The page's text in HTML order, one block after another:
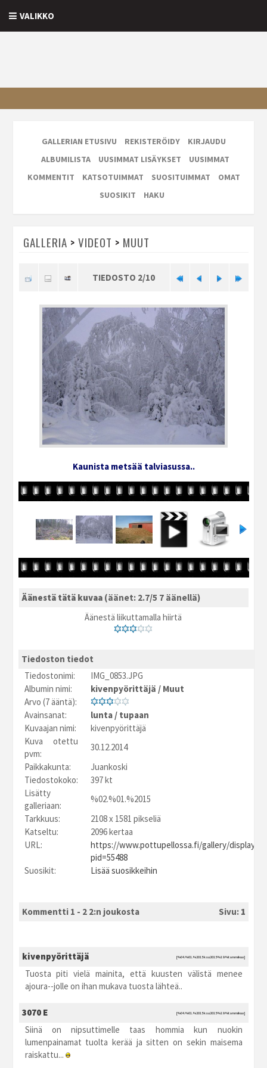
VALIKKO
GALLERIAN ETUSIVU REKISTERÖIDY
KIRJAUDU
ALBUMILISTA
UUSIMMAT LISÄYKSET
UUSIMMAT
KOMMENTIT
KATSOTUIMMAT SUOSITUIMMAT
OMAT
SUOSIKIT
HAKU
GALLERIA > VIDEOT > MUUT
TIEDOSTO 2/10
Kaunista metsää talviasussa..
Äänestä tätä kuvaa (äänet: 2.7/5 7 äänellä)
Äänestä liikuttamalla hiirtä
Tiedoston tiedot
Tiedostonimi:
IMG_0853.JPG
Albumin nimi:
kivenpyörittäjä / Muut
Arvo (7 ääntä):
Avainsanat:
lunta / tupaan
Kuvaajan nimi:
kivenpyörittäjä
Kuva otettu
pvm:
30.12.2014
Paikkakunta:
Juankoski
Tiedostokoko:
397 kt
Lisätty
galleriaan:
%02.%01.%2015
Tarkkuus:
2108 x 1581 pikseliä
Katseltu:
2096 kertaa
URL:
https://www.pottupellossa.fi/gallery/
pid=55488
Suosikit:
Lisää suosikkeihin
Kommentti 1 - 2 2:n joukosta Sivu: 1
kivenpyörittäjä [%04.%01.%2015 ksu2015 %19:%tammikuu]
Tuosta piti vielä mainita, että kuusten välistä menee
ajoura--jolle on ihan mukava tuosta lähteä..
3070 E [%04.%01.%2015 ksu2015 %19:%tammikuu]
Siinä on nipsuttimelle taas hommia kun nuokin
lumenpainamat tuolta kerää ja sitten on sekin maisema
raiskattu...